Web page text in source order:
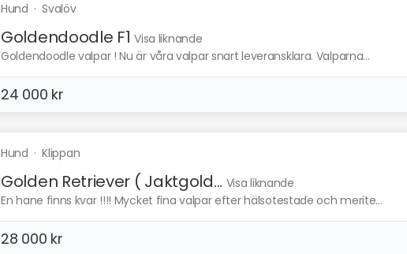
Hund ·Svalöv
Goldendoodle F1 Visa liknande
Goldendoodle valpar ! Nu är våra valpar snart leveransklara. Valparna...
24 000 kr
Hund ·Klippan
Golden Retriever ( Jaktgold... Visa liknande
En hane finns kvar !!!! Mycket fina valpar efter hälsotestade och merite...
28 000 kr